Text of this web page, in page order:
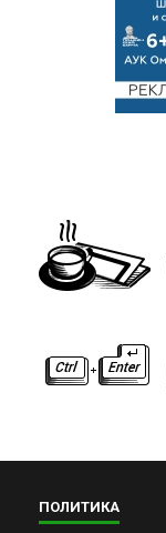
ПОЛИТИКА